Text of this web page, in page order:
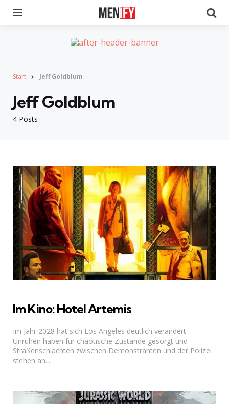
Start Jeff Goldblum
4 Posts
Jeff Goldblum
Im Kino: Hotel Artemis
Im Jahr 2028 hat sich Los Angeles deutlich verändert.
Unruhen haben für chaotische Zustände gesorgt und
Straßenschlachten zwischen Demonstranten und der Polizei
stehen an...